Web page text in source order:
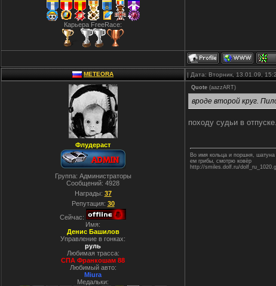
Карьера FreeRace:
METEORA | Дата: Вторник, 13.01.09,
Флудераст
Группа: Администраторы
Сообщений: 4928
Награды: 37
Репутация: 30
Сейчас:
Имя:
Денис Башилов
Управление в гонках:
руль
Любимая трасса:
СПА Франкошам 88
Любимый авто:
Miura
Медальки:
Quote (aazzART)
вроде второй круг.
походу судьи в
Во имя кольца и поршня,
ем грибы, смотрю ковёр
http://smiles.dolf.ru/